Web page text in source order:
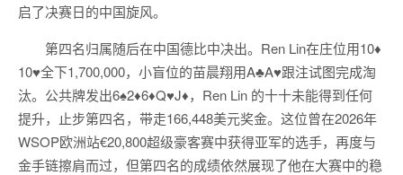
启了决赛日的中国旋风。
第四名归属随后在中国德比中决出。Ren Lin在庄位用10♦
10♥全下1,700,000，小盲位的苗晨翔用A♣A♥跟注试图完成淘
汰。公共牌发出6♠2♦6♦Q♥J♦，Ren Lin 的十十未能得到任何
提升，止步第四名，带走166,448美元奖金。这位曾在2026年
WSOP欧洲站€20,800超级豪客赛中获得亚军的选手，再度与
金手链擦肩而过，但第四名的成绩依然展现了他在大赛中的稳